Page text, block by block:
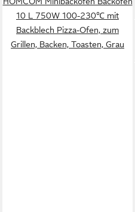
10 L 750W 100-230℃ mit
Backblech Pizza-Ofen, zum
Grillen, Backen, Toasten, Grau